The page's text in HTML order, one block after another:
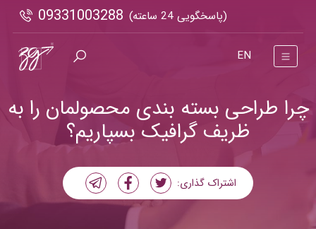
(پاسخگویی 24 ساعته) 09331003288
EN
چرا طراحی بسته بندی محصولمان را به
ظریف گرافیک بسپاریم؟
اشتراک گذاری: